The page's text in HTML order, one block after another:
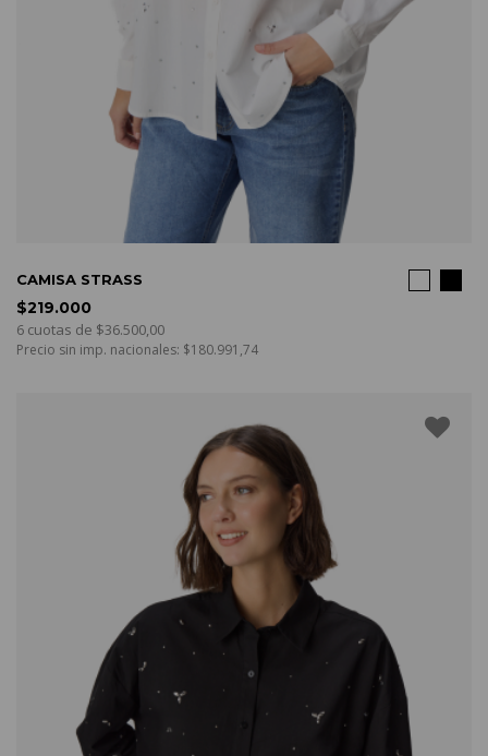
CAMISA STRASS
$219.000
6 cuotas de $36.500,00
Precio sin imp. nacionales: $180.991,74